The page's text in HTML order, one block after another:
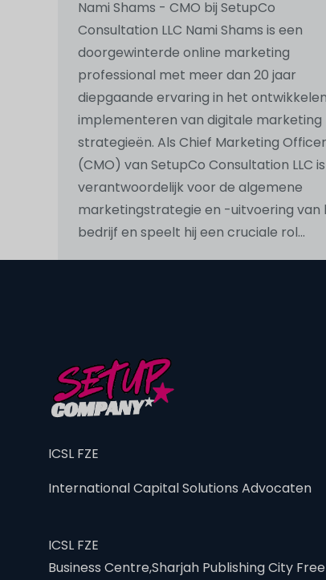
Nami Shams - CMO bij SetupCo
Consultation LLC Nami Shams is een
doorgewinterde online marketing
professional met meer dan 20 jaar
diepgaande ervaring in het
implementeren van digitale marketing
strategieën. Als Chief Marketing Officer
(CMO) van SetupCo Consultation LLC
verantwoordelijk voor de algemene
marketingstrategie en -uitvoering van
bedrijf en speelt hij een cruciale rol...
ICSL FZE
International Capital Solutions Advocaten
ICSL FZE
Business Centre,Sharjah Publishing City Free